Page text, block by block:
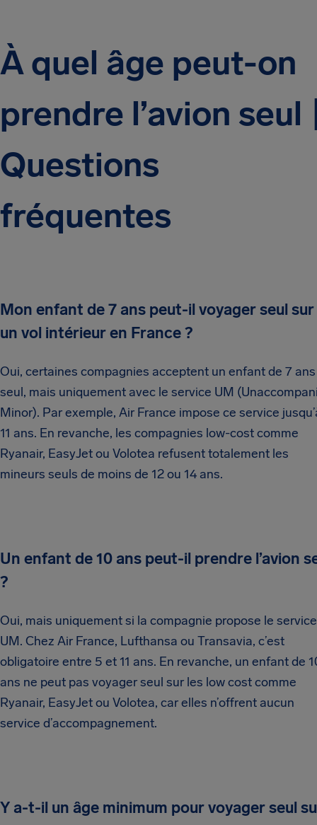
À quel âge peut-on
prendre l’avion seul
Questions
fréquentes
Mon enfant de 7 ans peut-il voyager seul sur
un vol intérieur en France ?
Oui, certaines compagnies acceptent un enfant de 7 ans
seul, mais uniquement avec le service UM
Minor). Par exemple, Air France impose ce service
11 ans. En revanche, les compagnies low-cost comme
Ryanair, EasyJet ou Volotea refusent totalement les
mineurs seuls de moins de 12 ou 14 ans.
Un enfant de 10 ans peut-il prendre l’avion
?
Oui, mais uniquement si la compagnie propose le service
UM. Chez Air France, Lufthansa ou Transavia, c’est
obligatoire entre 5 et 11 ans. En revanche, un enfant de
ans ne peut pas voyager seul sur les low cost comme
Ryanair, EasyJet ou Volotea, car elles n’offrent aucun
service d’accompagnement.
Y a-t-il un âge minimum pour voyager seul